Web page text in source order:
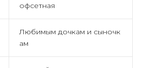
офсетная
Любимым дочкам и сыночк
ам